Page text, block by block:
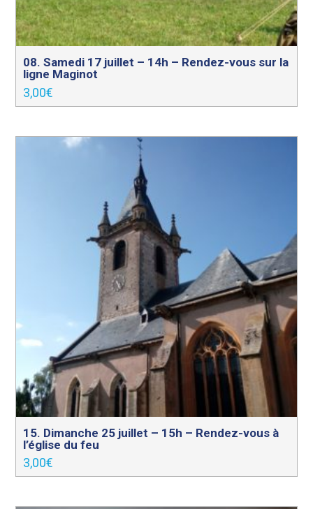
08. Samedi 17 juillet – 14h – Rendez-vous sur la
ligne Maginot
3,00€
15. Dimanche 25 juillet – 15h – Rendez-vous à
l’église du feu
3,00€